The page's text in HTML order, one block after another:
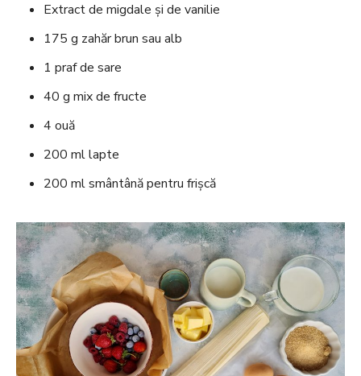
Extract de migdale și de vanilie
175 g zahăr brun sau alb
1 praf de sare
40 g mix de fructe
4 ouă
200 ml lapte
200 ml smântână pentru frișcă